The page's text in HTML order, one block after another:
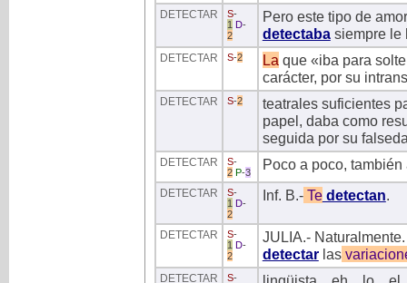
DETECTAR S-
1
D-
2
Pero este tipo de
detectabasiempre le
DETECTAR S-2 La que «iba para
carácter, por su
DETECTAR S-2
teatrales suficientes
papel, daba como
seguida por su
DETECTAR S-
2 P-3 Poco a poco,
DETECTAR S-
1
D-
2
Inf. B.-Tedetectan.
DETECTAR S-
1
D-
2
JULIA.-
detectarlas
DETECTAR S-